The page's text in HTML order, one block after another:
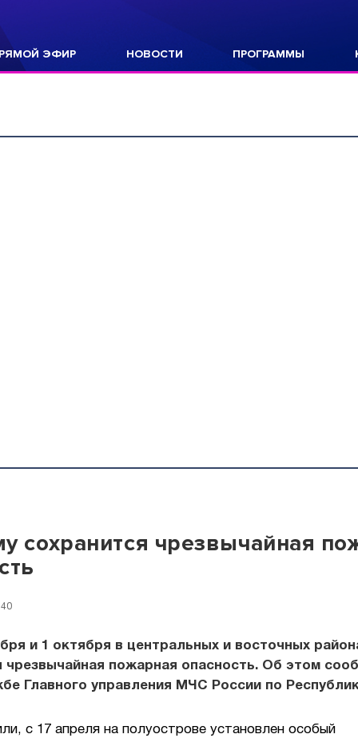
ЭФИР НОВОСТИ ПРОГРАММЫ
сохранится чрезвычайная
и 1 октября в центральных и восточных
чрезвычайная пожарная опасность. Об этом
Главного управления МЧС России по
с 17 апреля на полуострове установлен особый